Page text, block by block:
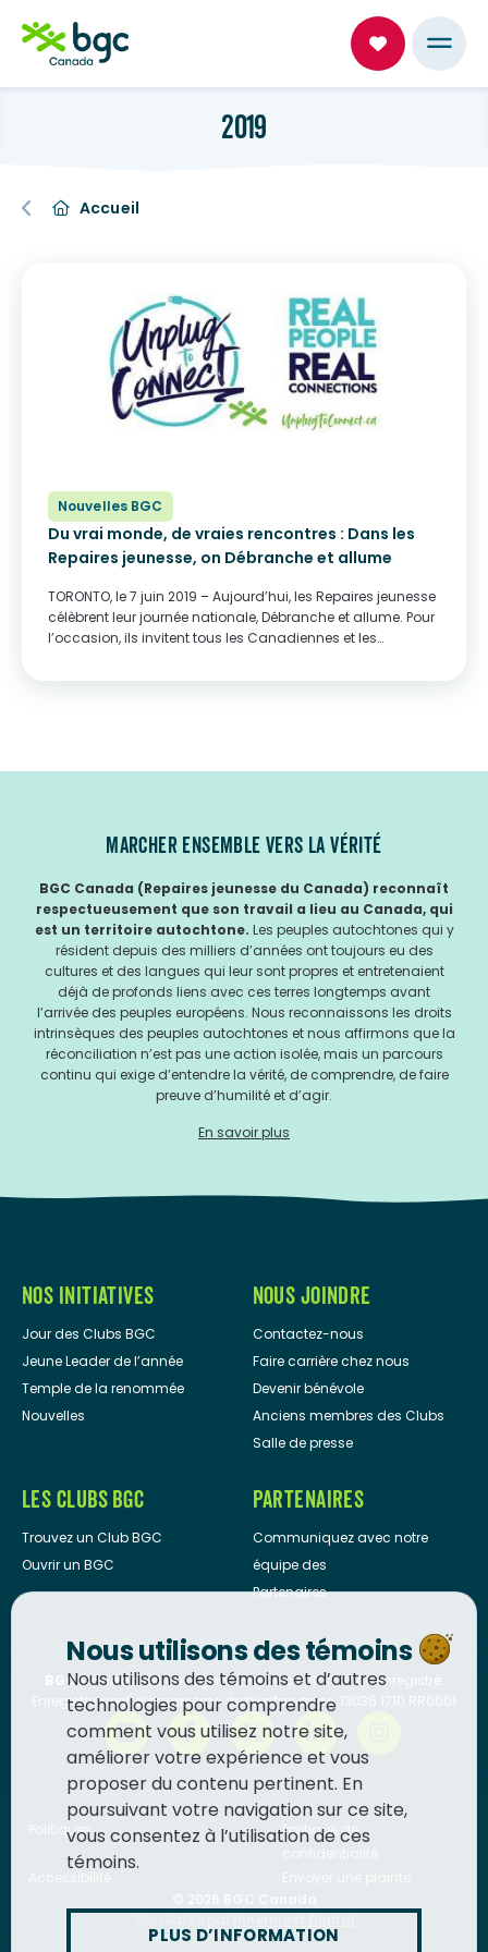
2019
Accueil
Nouvelles BGC
Du vrai monde, de vraies rencontres : Dans les
Repaires jeunesse, on Débranche et allume
TORONTO, le 7 juin 2019 – Aujourd’hui, les Repaires jeunesse
célèbrent leur journée nationale, Débranche et allume. Pour
l’occasion, ils invitent tous les Canadiennes et les
MARCHER ENSEMBLE VERS LA VÉRITÉ
BGC Canada (Repaires jeunesse du Canada) reconnaît
respectueusement que son travail a lieu au Canada, qui
est un territoire autochtone. Les peuples autochtones qui y
résident depuis des milliers d’années ont toujours eu des
cultures et des langues qui leur sont propres et entretenaient
déjà de profonds liens avec ces terres longtemps avant
l’arrivée des peuples européens. Nous reconnaissons les droits
intrinsèques des peuples autochtones et nous affirmons que la
réconciliation n’est pas une action isolée, mais un parcours
continu qui exige d’entendre la vérité, de comprendre, de faire
preuve d’humilité et d’agir.
En savoir plus
NOS INITIATIVES
Jour des Clubs BGC
Jeune Leader de l’année
Temple de la renommée
Nouvelles
NOUS JOINDRE
Contactez-nous
Faire carrière chez nous
Devenir bénévole
Anciens membres des Clubs
Salle de presse
LES CLUBS BGC
Trouvez un Club BGC
Ouvrir un BGC
PARTENAIRES
Communiquez avec notre
équipe des
Partenaires
BGC Canadaest un organisme de bienfaisance enregistré.
Enregistrement d’organisme de bienfaisance: 13036 1710 RR0001
Politiques
Politique de
Nous utilisons des témoins
Nous utilisons des témoins et d’autres
technologies pour comprendre
comment vous utilisez notre site,
améliorer votre expérience et vous
proposer du contenu pertinent. En
poursuivant votre navigation sur ce site,
vous consentez à l’utilisation de ces
témoins.
PLUS D’INFORMATION